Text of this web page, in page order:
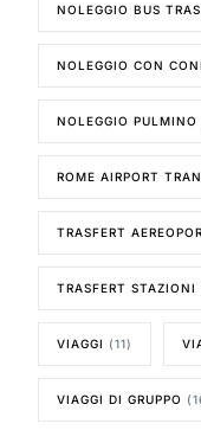
NOLEGGIO BUS
NOLEGGIO CON
NOLEGGIO PULMINO
ROME AIRPORT
TRASFERT
TRASFERT STAZIONI
VIAGGI (11)
VIAGGI DI GRUPPO